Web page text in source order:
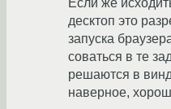
десктоп это
запуска
соваться в те
решаются в
наверное,